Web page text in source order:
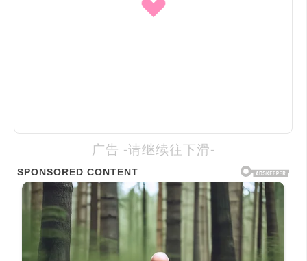
广告 -请继续往下滑-